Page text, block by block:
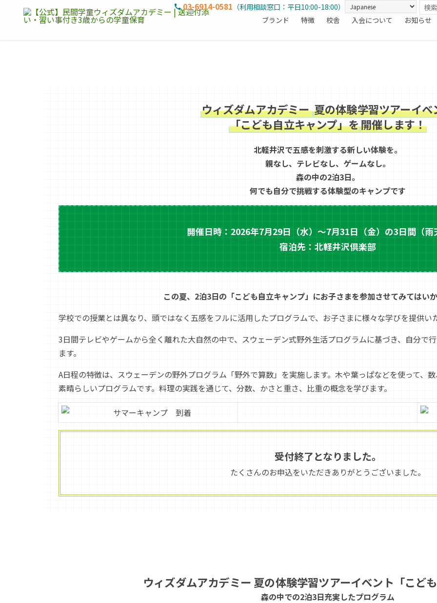
ブランド 特徴 校舎 入会について お知らせ
03-6914-0581 （利用相談窓口：平日10:00-18:00）
ウィズダムアカデミー夏の体験学習ツアーイベ
「こども自立キャンプ」を開催します！
北軽井沢で五感を刺激する新しい体験を。
親なし、テレビなし、ゲームなし。
森の中の2泊3日。
何でも自分で挑戦する体験型のキャンプです
開催日時：2026年7月29日（水）～7月31日（金）の3日間（雨
宿泊先：北軽井沢倶楽部
この夏、2泊3日の「こども自立キャンプ」にお子さまを参加させてみてはい
学校での授業とは異なり、頭ではなく五感をフルに活用したプログラムで、お子さまに様々な学びを提供い
3日間テレビやゲームから全く離れた大自然の中で、スウェーデン式野外生活プログラムに基づき、自分で
ます。
A日程の特徴は、スウェーデンの野外プログラム「野外で算数」を実施します。木や葉っぱなどを使って、
素晴らしいプログラムです。料理の実践を通じて、分数、かさと重さ、比重の概念を学びます。
受付終了となりました。
たくさんのお申込をいただきありがとうございました。
ウィズダムアカデミー 夏の体験学習ツアーイベント「こども
森の中での2泊3日充実したプログラム